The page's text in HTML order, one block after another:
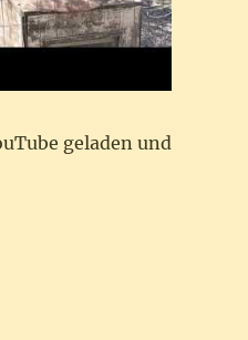
geladen und